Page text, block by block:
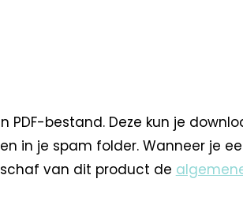
bestand. Deze kun je
in je spam folder. Wanneer je
van dit product de